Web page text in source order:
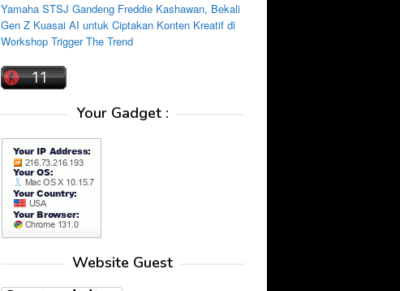
Yamaha STSJ Gandeng Freddie Kashawan, Bekali
Gen Z Kuasai AI untuk Ciptakan Konten Kreatif di
Workshop Trigger The Trend
Your Gadget :
Website Guest